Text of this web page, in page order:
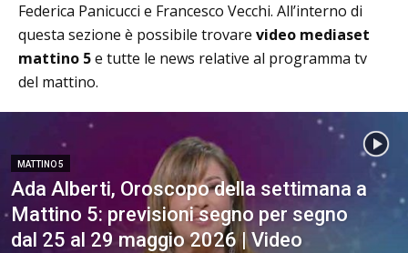
Federica Panicucci e Francesco Vecchi. All’interno di
questa sezione è possibile trovare video mediaset
mattino 5e tutte le news relative al programma tv
del mattino.
MATTINO 5
Ada Alberti, Oroscopo della settimana a
Mattino 5: previsioni segno per segno
dal 25 al 29 maggio 2026 | Video